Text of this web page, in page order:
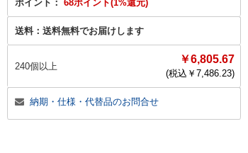
ポイント： 68ポイント(1%還元)
送料： 送料無料でお届けします
240個以上
￥6,805.67
(税込￥ 7,486.23)
納期・仕様・代替品のお問合せ